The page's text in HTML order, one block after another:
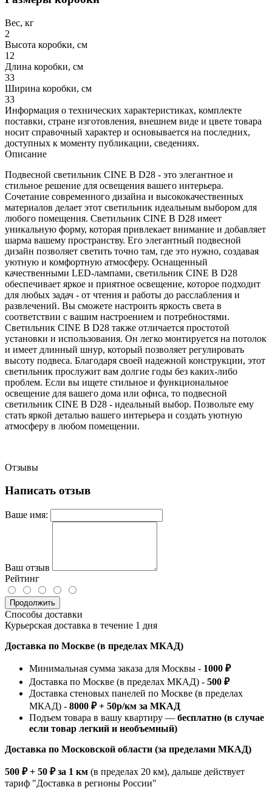
Вес, кг
2
Высота коробки, см
12
Длина коробки, см
33
Ширина коробки, см
33
Информация о технических характеристиках, комплекте
поставки, стране изготовления, внешнем виде и цвете товара
носит справочный характер и основывается на последних,
доступных к моменту публикации, сведениях.
Описание
Подвесной светильник CINE B D28 - это элегантное и
стильное решение для освещения вашего интерьера.
Сочетание современного дизайна и высококачественных
материалов делает этот светильник идеальным выбором для
любого помещения. Светильник CINE B D28 имеет
уникальную форму, которая привлекает внимание и добавляет
шарма вашему пространству. Его элегантный подвесной
дизайн позволяет светить точно там, где это нужно, создавая
уютную и комфортную атмосферу. Оснащенный
качественными LED-лампами, светильник CINE B D28
обеспечивает яркое и приятное освещение, которое подходит
для любых задач - от чтения и работы до расслабления и
развлечений. Вы сможете настроить яркость света в
соответствии с вашим настроением и потребностями.
Светильник CINE B D28 также отличается простотой
установки и использования. Он легко монтируется на потолок
и имеет длинный шнур, который позволяет регулировать
высоту подвеса. Благодаря своей надежной конструкции, этот
светильник прослужит вам долгие годы без каких-либо
проблем. Если вы ищете стильное и функциональное
освещение для вашего дома или офиса, то подвесной
светильник CINE B D28 - идеальный выбор. Позвольте ему
стать яркой деталью вашего интерьера и создать уютную
атмосферу в любом помещении.
Отзывы
Написать отзыв
Ваше имя:
Ваш отзыв
Рейтинг
Продолжить
Способы доставки
Курьерская доставка в течение 1 дня
Доставка по Москве (в пределах МКАД)
Минимальная сумма заказа для Москвы - 1000 ₽
Доставка по Москве (в пределах МКАД) - 500 ₽
Доставка стеновых панелей по Москве (в пределах
МКАД) - 8000 ₽ + 50р/км за МКАД
Подъем товара в вашу квартиру — бесплатно (в случае
если товар легкий и необъемный)
Доставка по Московской области (за пределами МКАД)
500 ₽ + 50 ₽ за 1 км (в пределах 20 км), дальше действует
тариф "Доставка в регионы России"